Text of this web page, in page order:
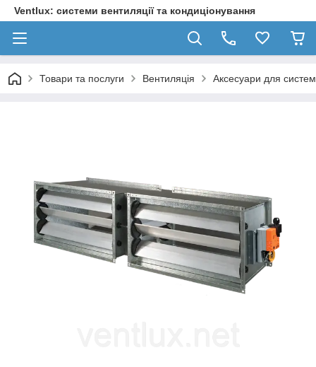
Ventlux: системи вентиляції та кондиціонування
Товари та послуги Вентиляція Аксесуари для систем